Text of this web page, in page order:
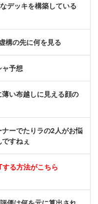
デッキを構築している
構の先に何を見る
ャ予想
薄い布越しに見える顔の
ナーでたりラの2人がお悩
すねぇ
する方法がこちら